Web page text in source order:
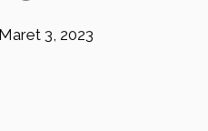
Maret 3, 2023